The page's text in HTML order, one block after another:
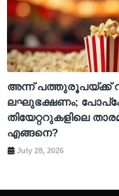
അന്ന് പത്തുരൂപയ്ക്ക്
ലഘുഭക്ഷണം;
തിയേറ്ററുകളിലെ
എങ്ങനെ?
July 28, 2026